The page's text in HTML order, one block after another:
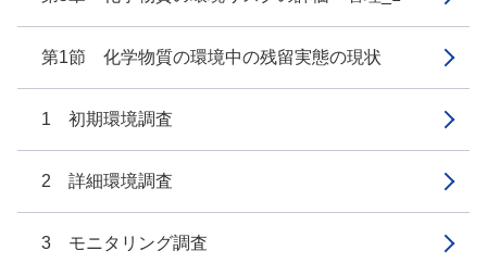
第1節 化学物質の環境中の残留実態の現状
1 初期環境調査
2 詳細環境調査
3 モニタリング調査